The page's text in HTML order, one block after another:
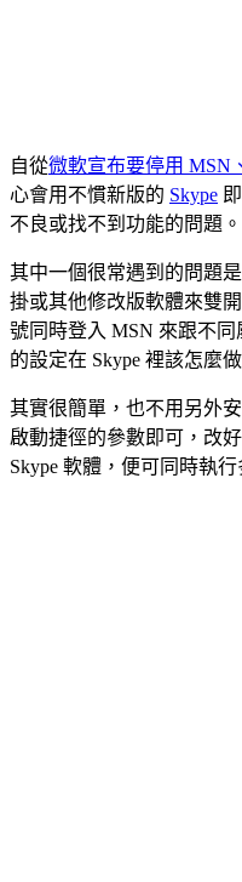
自從微軟宣布要停用 MSN
心會用不慣新版的 Skype
不良或找不到功能的問題。
其中一個很常遇到的問題
掛或其他修改版軟體來雙
號同時登入 MSN 來跟不
的設定在 Skype 裡該怎麼
其實很簡單，也不用另外
啟動捷徑的參數即可，改
Skype 軟體，便可同時執